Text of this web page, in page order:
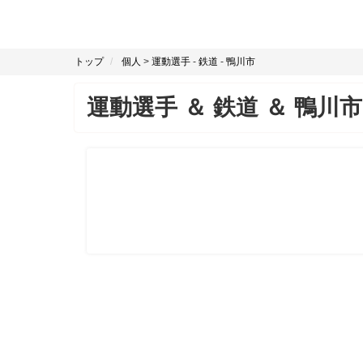
トップ 個人 > 運動選手 - 鉄道 - 鴨川市
運動選手 ＆ 鉄道 ＆ 鴨川市